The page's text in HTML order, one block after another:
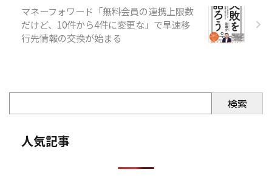
マネーフォワード「無料会員の連携上限数
だけど、10件から4件に変更な」で早速移
行先情報の交換が始まる
検索
人気記事